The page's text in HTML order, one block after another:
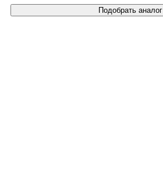
Подобрать аналог